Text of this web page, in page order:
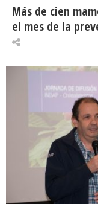
Más de cien
el mes de la